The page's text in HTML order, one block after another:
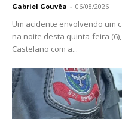
Gabriel Gouvêa - 06/08/2026
Um acidente envolvendo um
na noite desta quinta-feira
Castelano com a...